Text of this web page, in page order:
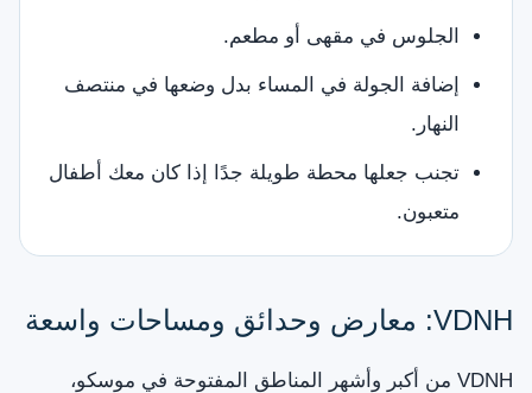
الجلوس في مقهى أو مطعم.
إضافة الجولة في المساء بدل وضعها في منتصف
النهار.
تجنب جعلها محطة طويلة جدًا إذا كان معك أطفال
متعبون.
VDNH: معارض وحدائق ومساحات واسعة
VDNH من أكبر وأشهر المناطق المفتوحة في موسكو،